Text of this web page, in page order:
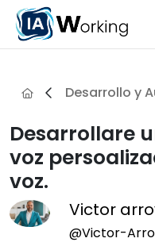
Desarrollo y
Desarrollare
voz
voz.
Victor
@Victor-